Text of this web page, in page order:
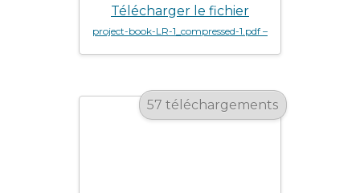
Télécharger le fichier
project-book-LR-1_compressed-1.pdf –
57 téléchargements